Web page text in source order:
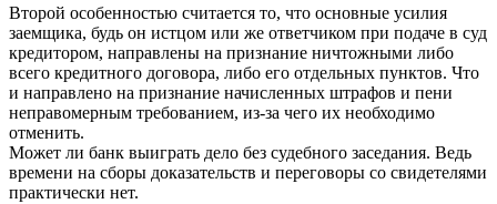
Второй особенностью считается то, что основные усилия
заемщика, будь он истцом или же ответчиком при подаче в суд
кредитором, направлены на признание ничтожными либо
всего кредитного договора, либо его отдельных пунктов. Что
и направлено на признание начисленных штрафов и пени
неправомерным требованием, из-за чего их необходимо
отменить.
Может ли банк выиграть дело без судебного заседания. Ведь
времени на сборы доказательств и переговоры со свидетелями
практически нет.